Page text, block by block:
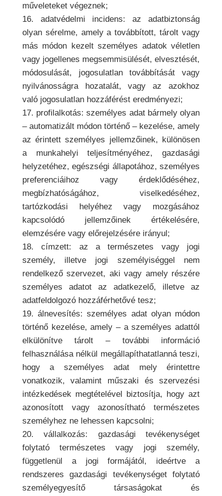
műveleteket végeznek;
16. adatvédelmi incidens: az adatbiztonság
olyan sérelme, amely a továbbított, tárolt vagy
más módon kezelt személyes adatok véletlen
vagy jogellenes megsemmisülését, elvesztését,
módosulását, jogosulatlan továbbítását vagy
nyilvánosságra hozatalát, vagy az azokhoz
való jogosulatlan hozzáférést eredményezi;
17. profilalkotás: személyes adat bármely olyan
– automatizált módon történő – kezelése, amely
az érintett személyes jellemzőinek, különösen
a munkahelyi teljesítményéhez, gazdasági
helyzetéhez, egészségi állapotához, személyes
preferenciáihoz vagy érdeklődéséhez,
megbízhatóságához, viselkedéséhez,
tartózkodási helyéhez vagy mozgásához
kapcsolódó jellemzőinek értékelésére,
elemzésére vagy előrejelzésére irányul;
18. címzett: az a természetes vagy jogi
személy, illetve jogi személyiséggel nem
rendelkező szervezet, aki vagy amely részére
személyes adatot az adatkezelő, illetve az
adatfeldolgozó hozzáférhetővé tesz;
19. álnevesítés: személyes adat olyan módon
történő kezelése, amely – a személyes adattól
elkülönítve tárolt – további információ
felhasználása nélkül megállapíthatatlanná teszi,
hogy a személyes adat mely érintettre
vonatkozik, valamint műszaki és szervezési
intézkedések megtételével biztosítja, hogy azt
azonosított vagy azonosítható természetes
személyhez ne lehessen kapcsolni;
20. vállalkozás: gazdasági tevékenységet
folytató természetes vagy jogi személy,
függetlenül a jogi formájától, ideértve a
rendszeres gazdasági tevékenységet folytató
személyegyesítő társaságokat és